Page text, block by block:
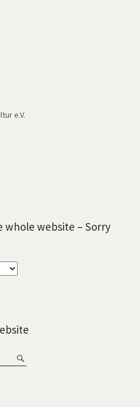
e.V.
whole website – Sorry